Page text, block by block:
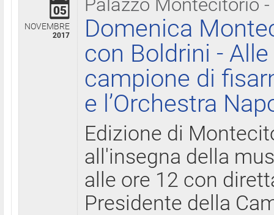
Palazzo Montecitorio
05
NOVEMBRE
2017
Domenica
con Boldrini -
campione di
e l’Orchestra
Edizione di
all'insegna della
alle ore 12 con
Presidente della